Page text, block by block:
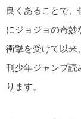
良くあることで
にジョジョの奇
衝撃を受けて以来
刊少年ジャンプ読
ります。